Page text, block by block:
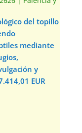
del topillo
mediante
y
EUR